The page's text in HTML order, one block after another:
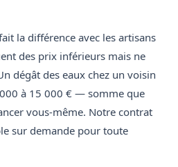
la différence avec les artisans
des prix inférieurs mais ne
dégât des eaux chez un voisin
à 15 000 € — somme que
vous-même. Notre contrat
sur demande pour toute